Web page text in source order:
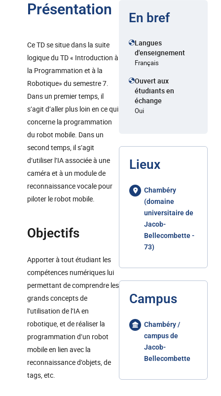
Présentation
Ce TD se situe dans la suite
logique du TD « Introduction à
la Programmation et à la
Robotique» du semestre 7.
Dans un premier temps, il
s’agit d’aller plus loin en ce qui
concerne la programmation
du robot mobile. Dans un
second temps, il s’agit
d’utiliser l’IA associée à une
caméra et à un module de
reconnaissance vocale pour
piloter le robot mobile.
Objectifs
Apporter à tout étudiant les
compétences numériques lui
permettant de comprendre les
grands concepts de
l’utilisation de l’IA en
robotique, et de réaliser la
programmation d’un robot
mobile en lien avec la
reconnaissance d’objets, de
tags, etc.
En bref
Langues
d'enseignement
Français
Ouvert aux
étudiants en
échange
Oui
Lieux
Chambéry
(domaine
universitaire de
Jacob-
Bellecombette -
73)
Campus
Chambéry /
campus de
Jacob-
Bellecombette